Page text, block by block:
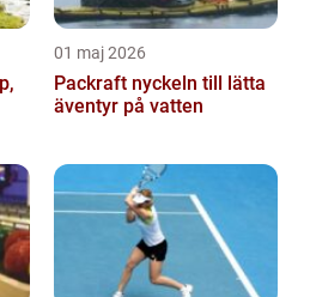
01 maj 2026
Packraft nyckeln till lätta
äventyr på vatten